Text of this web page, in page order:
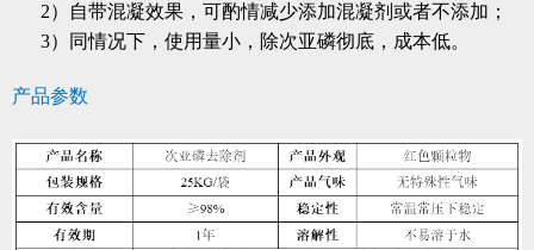
2）自带混凝效果，可酌情减少添加混凝剂或者不添加；
3）同情况下，使用量小，除次亚磷彻底，成本低。
产品参数